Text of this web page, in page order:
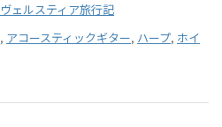
ヴェルスティア旅行記
, アコースティックギター, ハープ, ホイ